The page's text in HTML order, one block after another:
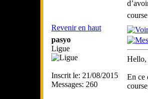
Revenir en haut
pasyo
Ligue
Inscrit le: 21/08/2015
Messages: 260
Hello,
En ce